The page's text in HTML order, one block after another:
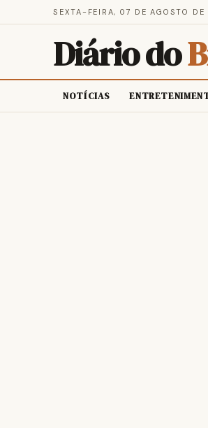
SEXTA-FEIRA, 07 DE AGOSTO
Diário do
NOTÍCIAS